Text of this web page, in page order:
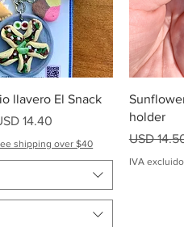
rápida
llavero El Snack
de oferta
14.40
shipping over $40
holder
Precio
USD
IVA excluido